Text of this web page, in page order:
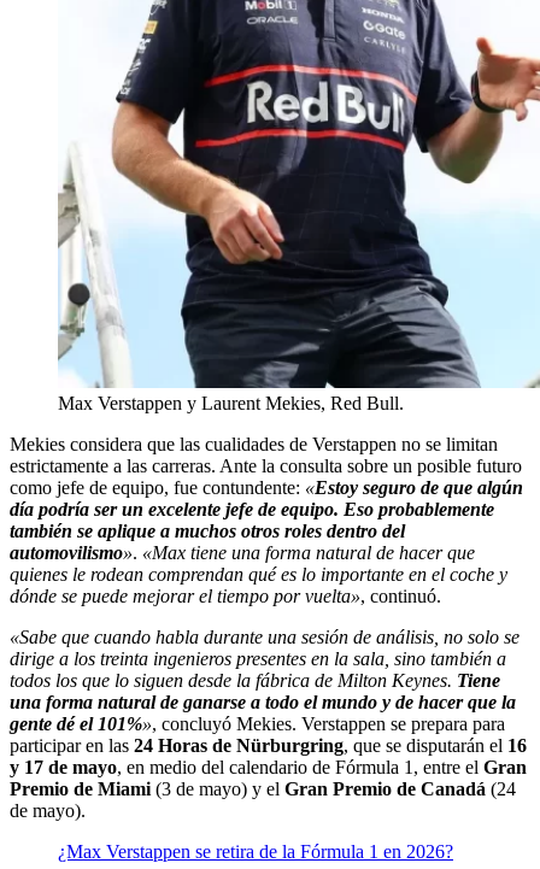
Max Verstappen y Laurent Mekies, Red Bull.
Mekies considera que las cualidades de Verstappen no se limitan
estrictamente a las carreras. Ante la consulta sobre un posible futuro
como jefe de equipo, fue contundente: «Estoy seguro de que algún
día podría ser un excelente jefe de equipo. Eso probablemente
también se aplique a muchos otros roles dentro del
automovilismo». «Max tiene una forma natural de hacer que
quienes le rodean comprendan qué es lo importante en el coche y
dónde se puede mejorar el tiempo por vuelta», continuó.
«Sabe que cuando habla durante una sesión de análisis, no solo se
dirige a los treinta ingenieros presentes en la sala, sino también a
todos los que lo siguen desde la fábrica de Milton Keynes. Tiene
una forma natural de ganarse a todo el mundo y de hacer que la
gente dé el 101%», concluyó Mekies. Verstappen se prepara para
participar en las 24 Horas de Nürburgring, que se disputarán el 16
y 17 de mayo, en medio del calendario de Fórmula 1, entre el Gran
Premio de Miami (3 de mayo) y el Gran Premio de Canadá (24
de mayo).
¿Max Verstappen se retira de la Fórmula 1 en 2026?